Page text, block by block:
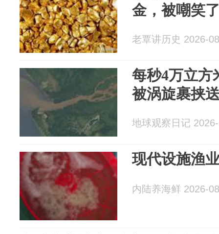
金，被嘲笑
老覃讲历史 2026-
每秒4万立方
被涡旋裹挟
地球观察日记
现代设施渔
内陆养海鲜 2026-